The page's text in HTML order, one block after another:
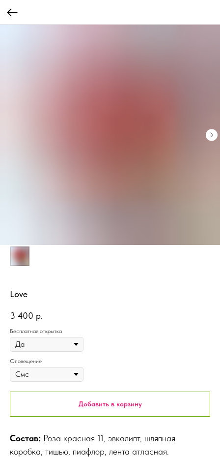
Love
3 400 р.
Бесплатная открытка
Оповещение
Добавить в корзину
Состав: Роза красная 11, эвкалипт, шляпная
коробка, тишью, пиафлор, лента атласная.